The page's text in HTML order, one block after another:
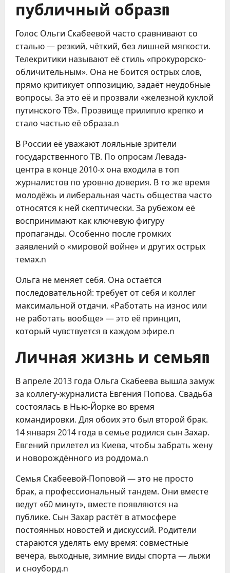
публичный образn
Голос Ольги Скабеевой часто сравнивают со
сталью — резкий, чёткий, без лишней мягкости.
Телекритики называют её стиль «прокурорско-
обличительным». Она не боится острых слов,
прямо критикует оппозицию, задаёт неудобные
вопросы. За это её и прозвали «железной куклой
путинского ТВ». Прозвище прилипло крепко и
стало частью её образа.n
В России её уважают лояльные зрители
государственного ТВ. По опросам Левада-
центра в конце 2010-х она входила в топ
журналистов по уровню доверия. В то же время
молодёжь и либеральная часть общества часто
относятся к ней скептически. За рубежом её
воспринимают как ключевую фигуру
пропаганды. Особенно после громких
заявлений о «мировой войне» и других острых
темах.n
Ольга не меняет себя. Она остаётся
последовательной: требует от себя и коллег
максимальной отдачи. «Работать на износ или
не работать вообще» — это её принцип,
который чувствуется в каждом эфире.n
Личная жизнь и семьяn
В апреле 2013 года Ольга Скабеева вышла замуж
за коллегу-журналиста Евгения Попова. Свадьба
состоялась в Нью-Йорке во время
командировки. Для обоих это был второй брак.
14 января 2014 года в семье родился сын Захар.
Евгений прилетел из Киева, чтобы забрать жену
и новорождённого из роддома.n
Семья Скабеевой-Поповой — это не просто
брак, а профессиональный тандем. Они вместе
ведут «60 минут», вместе появляются на
публике. Сын Захар растёт в атмосфере
постоянных новостей и дискуссий. Родители
стараются уделять ему время: совместные
вечера, выходные, зимние виды спорта — лыжи
и сноуборд.n